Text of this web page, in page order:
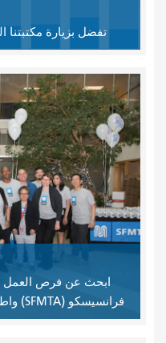
تفضل بزيارة مكتبتنا
ابحث عن فرص العمل
فرانسيسكو (SFMTA) واطلع على سياسات التوظيف لدينا.